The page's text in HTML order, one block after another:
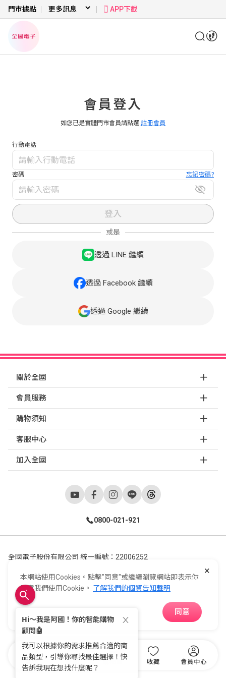
門市據點 APP下載
會員登入
如您已是實體門市會員請點選 註冊會員
行動電話
密碼 忘記密碼?
登入
或是
透過 LINE 繼續
透過 Facebook 繼續
透過 Google 繼續
關於全國
會員服務
購物須知
客服中心
加入全國
0800-021-921
全國電子股份有限公司 統一編號：22006252
Copyright ©2026© E-Life Co., Ltd. All Rights Reserved.
首頁 分類 購物車 收藏 會員中心
×
本網站使用Cookies。點擊"同意"或繼續瀏覽網站即表示你
同意我們使用Cookie。 了解我們的個資告知聲明
同意